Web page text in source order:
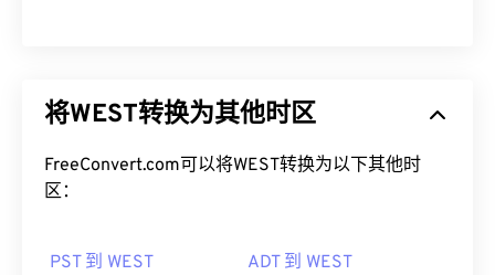
将WEST转换为其他时区
FreeConvert.com可以将WEST转换为以下其他时
区：
PST 到 WEST ADT 到 WEST